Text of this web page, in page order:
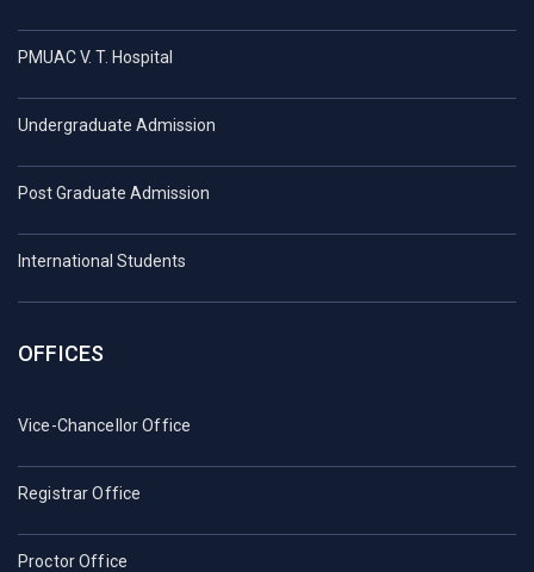
PMUAC V. T. Hospital
Undergraduate Admission
Post Graduate Admission
International Students
OFFICES
Vice-Chancellor Office
Registrar Office
Proctor Office